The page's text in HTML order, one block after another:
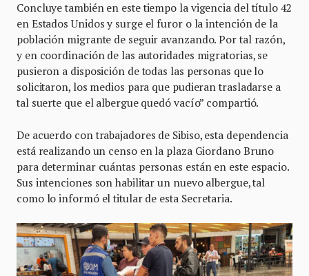
Concluye también en este tiempo la vigencia del título 42
en Estados Unidos y surge el furor o la intención de la
población migrante de seguir avanzando. Por tal razón,
y en coordinación de las autoridades migratorias, se
pusieron a disposición de todas las personas que lo
solicitaron, los medios para que pudieran trasladarse a
tal suerte que el albergue quedó vacío” compartió.
De acuerdo con trabajadores de Sibiso, esta dependencia
está realizando un censo en la plaza Giordano Bruno
para determinar cuántas personas están en este espacio.
Sus intenciones son habilitar un nuevo albergue, tal
como lo informó el titular de esta Secretaria.